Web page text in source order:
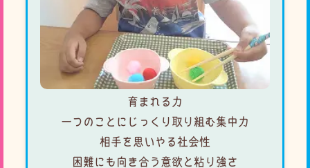
育まれる力
一つのことにじっくり取り組む集中力
相手を思いやる社会性
困難にも向き合う意欲と粘り強さ